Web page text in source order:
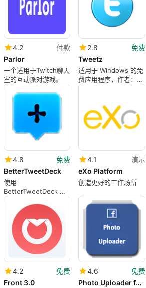
4.2
付款
Parlor
一个适用于Twitch聊天
室的互动派对游戏。
2.8
免费
Tweetz
适用于 Windows 的免
费应用程序，作者：
Mike Ward
4.8
免费
BetterTweetDeck
使用
BetterTweetDeck 增
强您的推文
4.1
演示
eXo Platform
创造更好的工作场所
4.2
免费
Front 3.0
4.6
免费
Photo Uploader for Facebook